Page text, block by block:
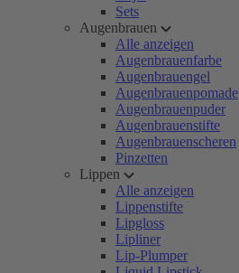
Sets
Augenbrauen
Alle anzeigen
Augenbrauenfarbe
Augenbrauengel
Augenbrauenpomade
Augenbrauenpuder
Augenbrauenstifte
Augenbrauenscheren
Pinzetten
Lippen
Alle anzeigen
Lippenstifte
Lipgloss
Lipliner
Lip-Plumper